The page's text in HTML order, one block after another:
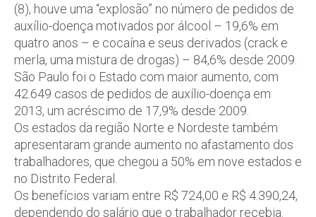
(8), houve uma “explosão” no número de pedidos de
auxílio-doença motivados por álcool – 19,6% em
quatro anos – e cocaína e seus derivados (crack e
merla, uma mistura de drogas) – 84,6% desde 2009.
São Paulo foi o Estado com maior aumento, com
42.649 casos de pedidos de auxílio-doença em
2013, um acréscimo de 17,9% desde 2009.
Os estados da região Norte e Nordeste também
apresentaram grande aumento no afastamento dos
trabalhadores, que chegou a 50% em nove estados e
no Distrito Federal.
Os benefícios variam entre R$ 724,00 e R$ 4.390,24,
dependendo do salário que o trabalhador recebia.